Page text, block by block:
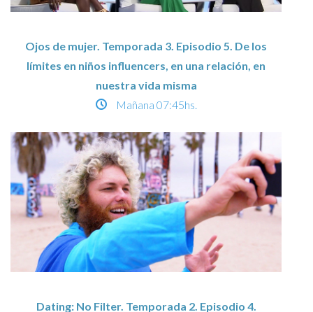
Ojos de mujer. Temporada 3. Episodio 5. De los
límites en niños influencers, en una relación, en
nuestra vida misma
Mañana 07:45hs.
Dating: No Filter. Temporada 2. Episodio 4.